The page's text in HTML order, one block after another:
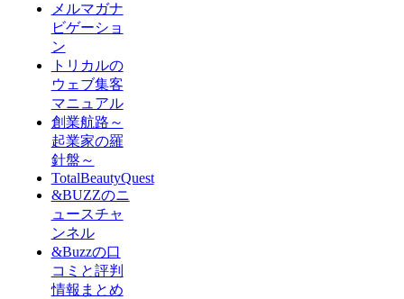
メルマガナ
ビゲーショ
ン
トリカルの
ウェブ集客
マニュアル
創業航路～
起業家の羅
針盤～
TotalBeautyQuest
&BUZZのニ
ュースチャ
ンネル
&Buzzの口
コミと評判
情報まとめ